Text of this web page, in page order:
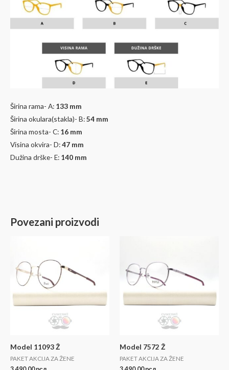
Širina rama- A: 133 mm
Širina okulara(stakla)- B:54 mm
Širina mosta- C: 16 mm
Visina okvira- D:47 mm
Dužina drške- E: 140 mm
Povezani proizvodi
Model 11093 Ž
PAKET AKCIJA ZA ŽENE
Model 7572 Ž
PAKET AKCIJA ZA ŽENE